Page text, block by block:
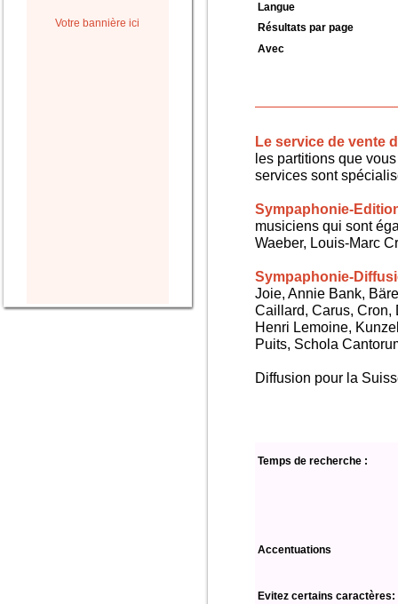
Votre bannière ici
Langue
Résultats par page
Avec
Le service de vente
les partitions que
services sont
Sympaphonie-
musiciens qui sont
Waeber, Louis-Marc
Sympaphonie-
Joie, Annie Bank,
Caillard, Carus, Cron,
Henri Lemoine,
Puits, Schola
Diffusion pour la
Temps de recherche :
Accentuations
Evitez certains caractères: